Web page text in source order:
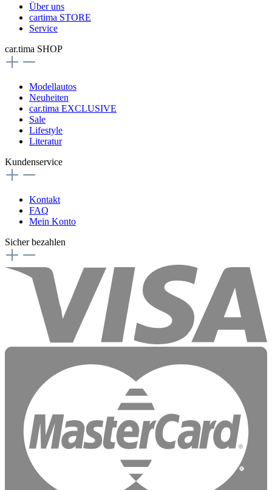
Über uns
cartima STORE
Service
car.tima SHOP
Modellautos
Neuheiten
car.tima EXCLUSIVE
Sale
Lifestyle
Literatur
Kundenservice
Kontakt
FAQ
Mein Konto
Sicher bezahlen